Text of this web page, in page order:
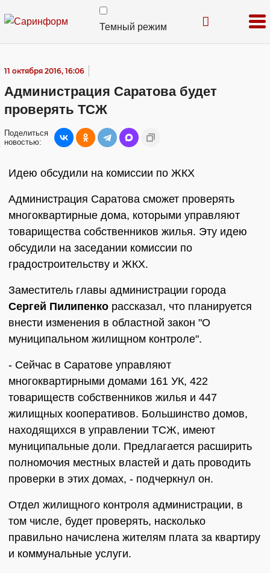
Темный режим
11 октября 2016, 16:06
Администрация Саратова будет
проверять ТСЖ
Поделиться
новостью:
Идею обсудили на комиссии по ЖКХ
Администрация Саратова сможет проверять
многоквартирные дома, которыми управляют
товарищества собственников жилья. Эту идею
обсудили на заседании комиссии по
градостроительству и ЖКХ.
Заместитель главы администрации города
Сергей Пилипенко рассказал, что планируется
внести изменения в областной закон "О
муниципальном жилищном контроле".
- Сейчас в Саратове управляют
многоквартирными домами 161 УК, 422
товариществ собственников жилья и 447
жилищных кооперативов. Большинство домов,
находящихся в управлении ТСЖ, имеют
муниципальные доли. Предлагается расширить
полномочия местных властей и дать проводить
проверки в этих домах, - подчеркнул он.
Отдел жилищного контроля администрации, в
том числе, будет проверять, насколько
правильно начислена жителям плата за квартиру
и коммунальные услуги.